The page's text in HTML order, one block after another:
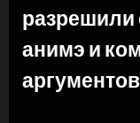
разрешили
анимэ и